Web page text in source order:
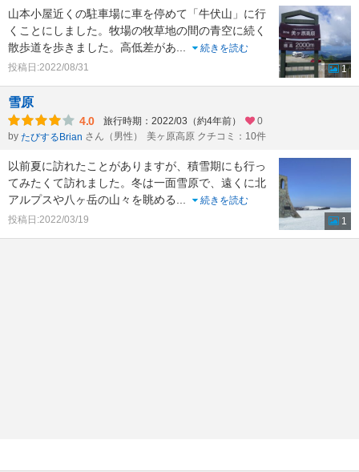
山本小屋近くの駐車場に車を停めて「牛伏山」に行
くことにしました。牧場の牧草地の間の青空に続く
散歩道を歩きました。高低差があ
続きを読む
投稿日:2022/08/31
1
雪原
4.0 旅行時期：2022/03（約4年前）
0
by たびするBrian さん（男性） 美ヶ原高原 クチコミ：10件
以前夏に訪れたことがありますが、積雪期にも行っ
てみたくて訪れました。冬は一面雪原で、遠くに北
アルプスや八ヶ岳の山々を眺める
続きを読む
投稿日:2022/03/19
1